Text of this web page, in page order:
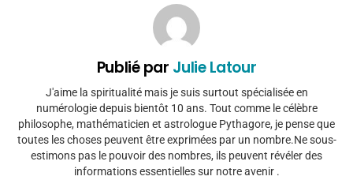
Publié par Julie Latour
J'aime la spiritualité mais je suis surtout spécialisée en
numérologie depuis bientôt 10 ans. Tout comme le célèbre
philosophe, mathématicien et astrologue Pythagore, je pense que
toutes les choses peuvent être exprimées par un nombre.Ne sous-
estimons pas le pouvoir des nombres, ils peuvent révéler des
informations essentielles sur notre avenir .